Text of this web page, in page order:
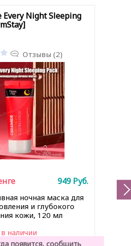
Every Night Sleeping
Отзывы (2)
ночная маска для
и глубокого
кожи, 120 мл
наличии
949 Руб.
появится, сообщить